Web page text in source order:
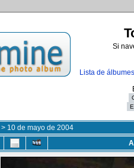
Si
Lista de álbumes
> 10 de mayo de 2004